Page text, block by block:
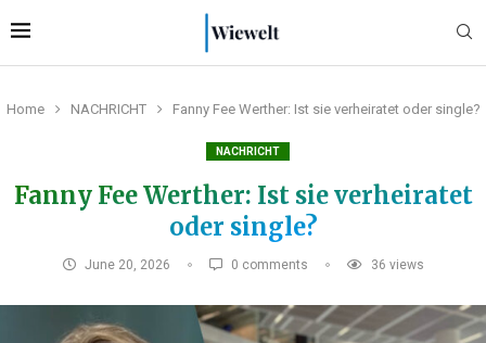
Home NACHRICHT Fanny Fee Werther: Ist sie verheiratet oder single?
NACHRICHT
Fanny Fee Werther: Ist sie verheiratet
oder single?
June 20, 2026 0 comments 36 views